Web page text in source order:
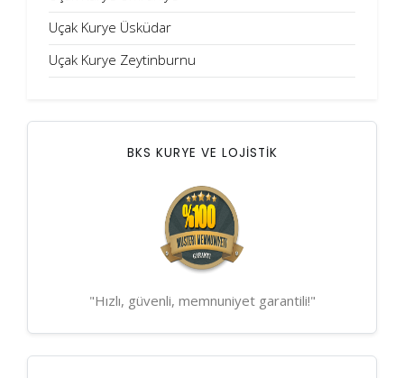
Uçak Kurye Üsküdar
Uçak Kurye Zeytinburnu
BKS KURYE VE LOJİSTİK
"Hızlı, güvenli, memnuniyet garantili!"